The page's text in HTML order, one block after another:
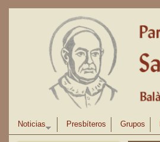
Pasar al contenido principal
Noticias Presbíteros Grupos